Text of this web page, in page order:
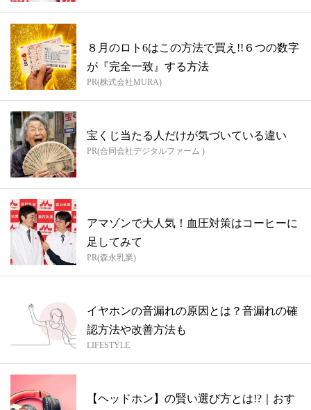
８月のロト6はこの方法で買え!!６つの数字
が『完全一致』する方法
PR(株式会社MURA)
宝くじ当たる人だけが気づいている違い
PR(合同会社デジタルファーム )
アマゾンで大人気！血圧対策はコーヒーに
足してみて
PR(森永乳業)
イヤホンの音漏れの原因とは？音漏れの確
認方法や改善方法も
LIFESTYLE
【ヘッドホン】の賢い選び方とは!?｜おす